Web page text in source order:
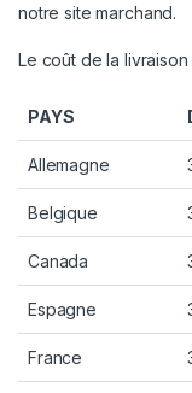
notre site marchand.
Le coût de la
PAYS
Allemagne
Belgique
Canada
Espagne
France